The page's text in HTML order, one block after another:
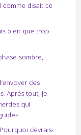
comme disait ce
bien que trop
sombre,
des
Après tout, je
qui
devrais-